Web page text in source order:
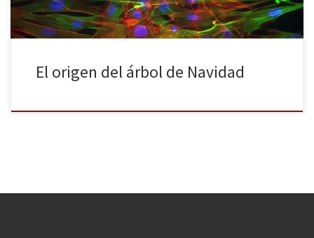
El origen del árbol de Navidad